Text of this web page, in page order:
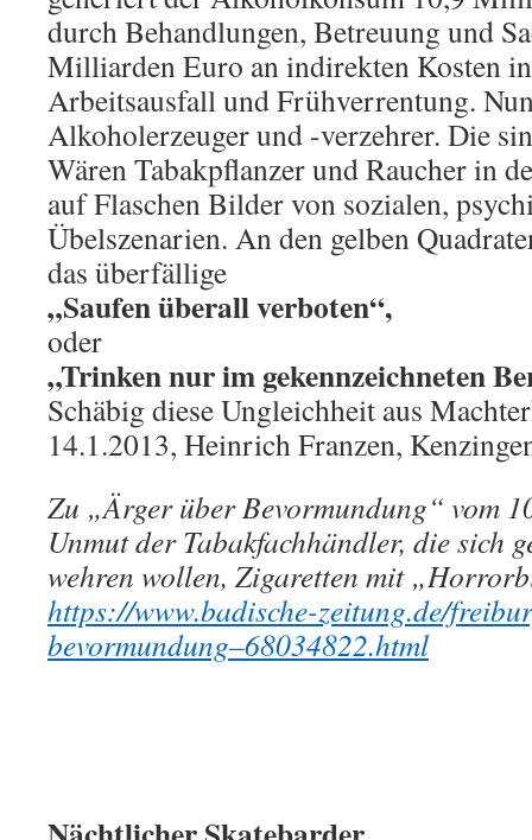
durch Behandlungen, Betreuung und
Milliarden Euro an indirekten Kosten
Arbeitsausfall und Frühverrentung.
Alkoholerzeuger und -verzehrer. Die
Wären Tabakpflanzer und Raucher in
auf Flaschen Bilder von sozialen,
Übelszenarien. An den gelben
das überfällige
„Saufen überall verboten“,
oder
„Trinken nur im gekennzeichneten
Schäbig diese Ungleichheit aus
14.1.2013, Heinrich Franzen,
Zu „Ärger über Bevormundung“ vom
Unmut der Tabakfachhändler, die sich
wehren wollen, Zigaretten mit
https://www.badische-zeitung.de/
bevormundung–68034822.html